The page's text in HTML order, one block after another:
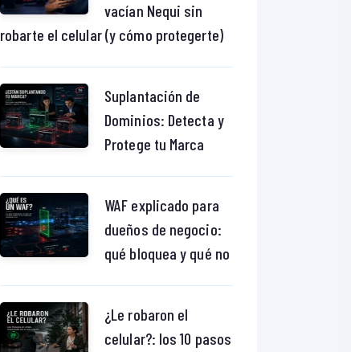
vacían Nequi sin
robarte el celular (y cómo protegerte)
Suplantación de
Dominios: Detecta y
Protege tu Marca
WAF explicado para
dueños de negocio:
qué bloquea y qué no
¿Le robaron el
celular?: los 10 pasos